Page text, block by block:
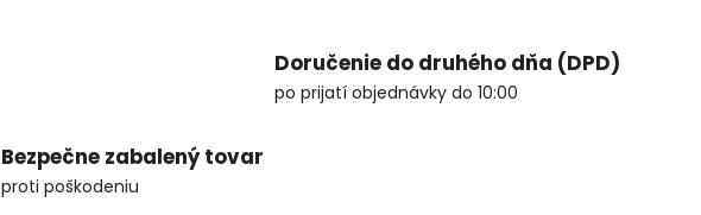
Doručenie do druhého dňa (DPD)
po prijatí objednávky do 10:00
Bezpečne zabalený tovar
proti poškodeniu